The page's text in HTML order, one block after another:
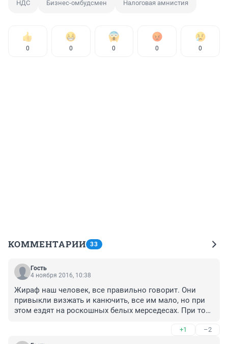
НДС Бизнес-омбудсмен Налоговая амнистия
0 0 0 0 0
КОММЕНТАРИИ 33
Гость
4 ноября 2016, 10:38
Жираф наш человек, все правильно говорит. Они
привыкли визжать и канючить, все им мало, но при
этом ездят на роскошных белых мерседесах. При том,
значит и есть с чего платить, и это "с чего" в десятки и
сотни раз больше зарплаты рабочего на заводе или
+1 –2